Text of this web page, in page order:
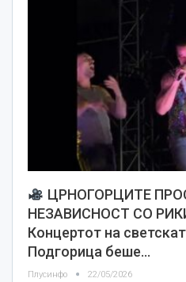
ЦРНОГОРЦИТЕ
НЕЗАВИСНОСТ СО
Концертот на
Подгорица беше…
Плусинфо 22/05/2026